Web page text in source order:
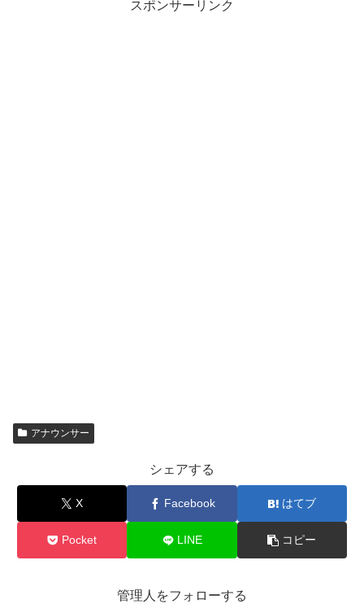
スポンサーリンク
アナウンサー
シェアする
X Facebook はてブ
Pocket LINE コピー
管理人をフォローする